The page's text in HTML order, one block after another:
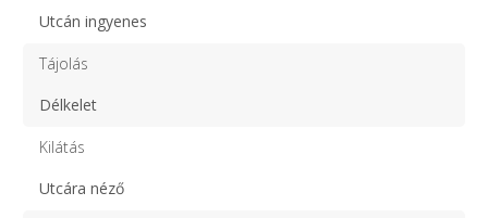
Utcán ingyenes
Tájolás
Délkelet
Kilátás
Utcára néző